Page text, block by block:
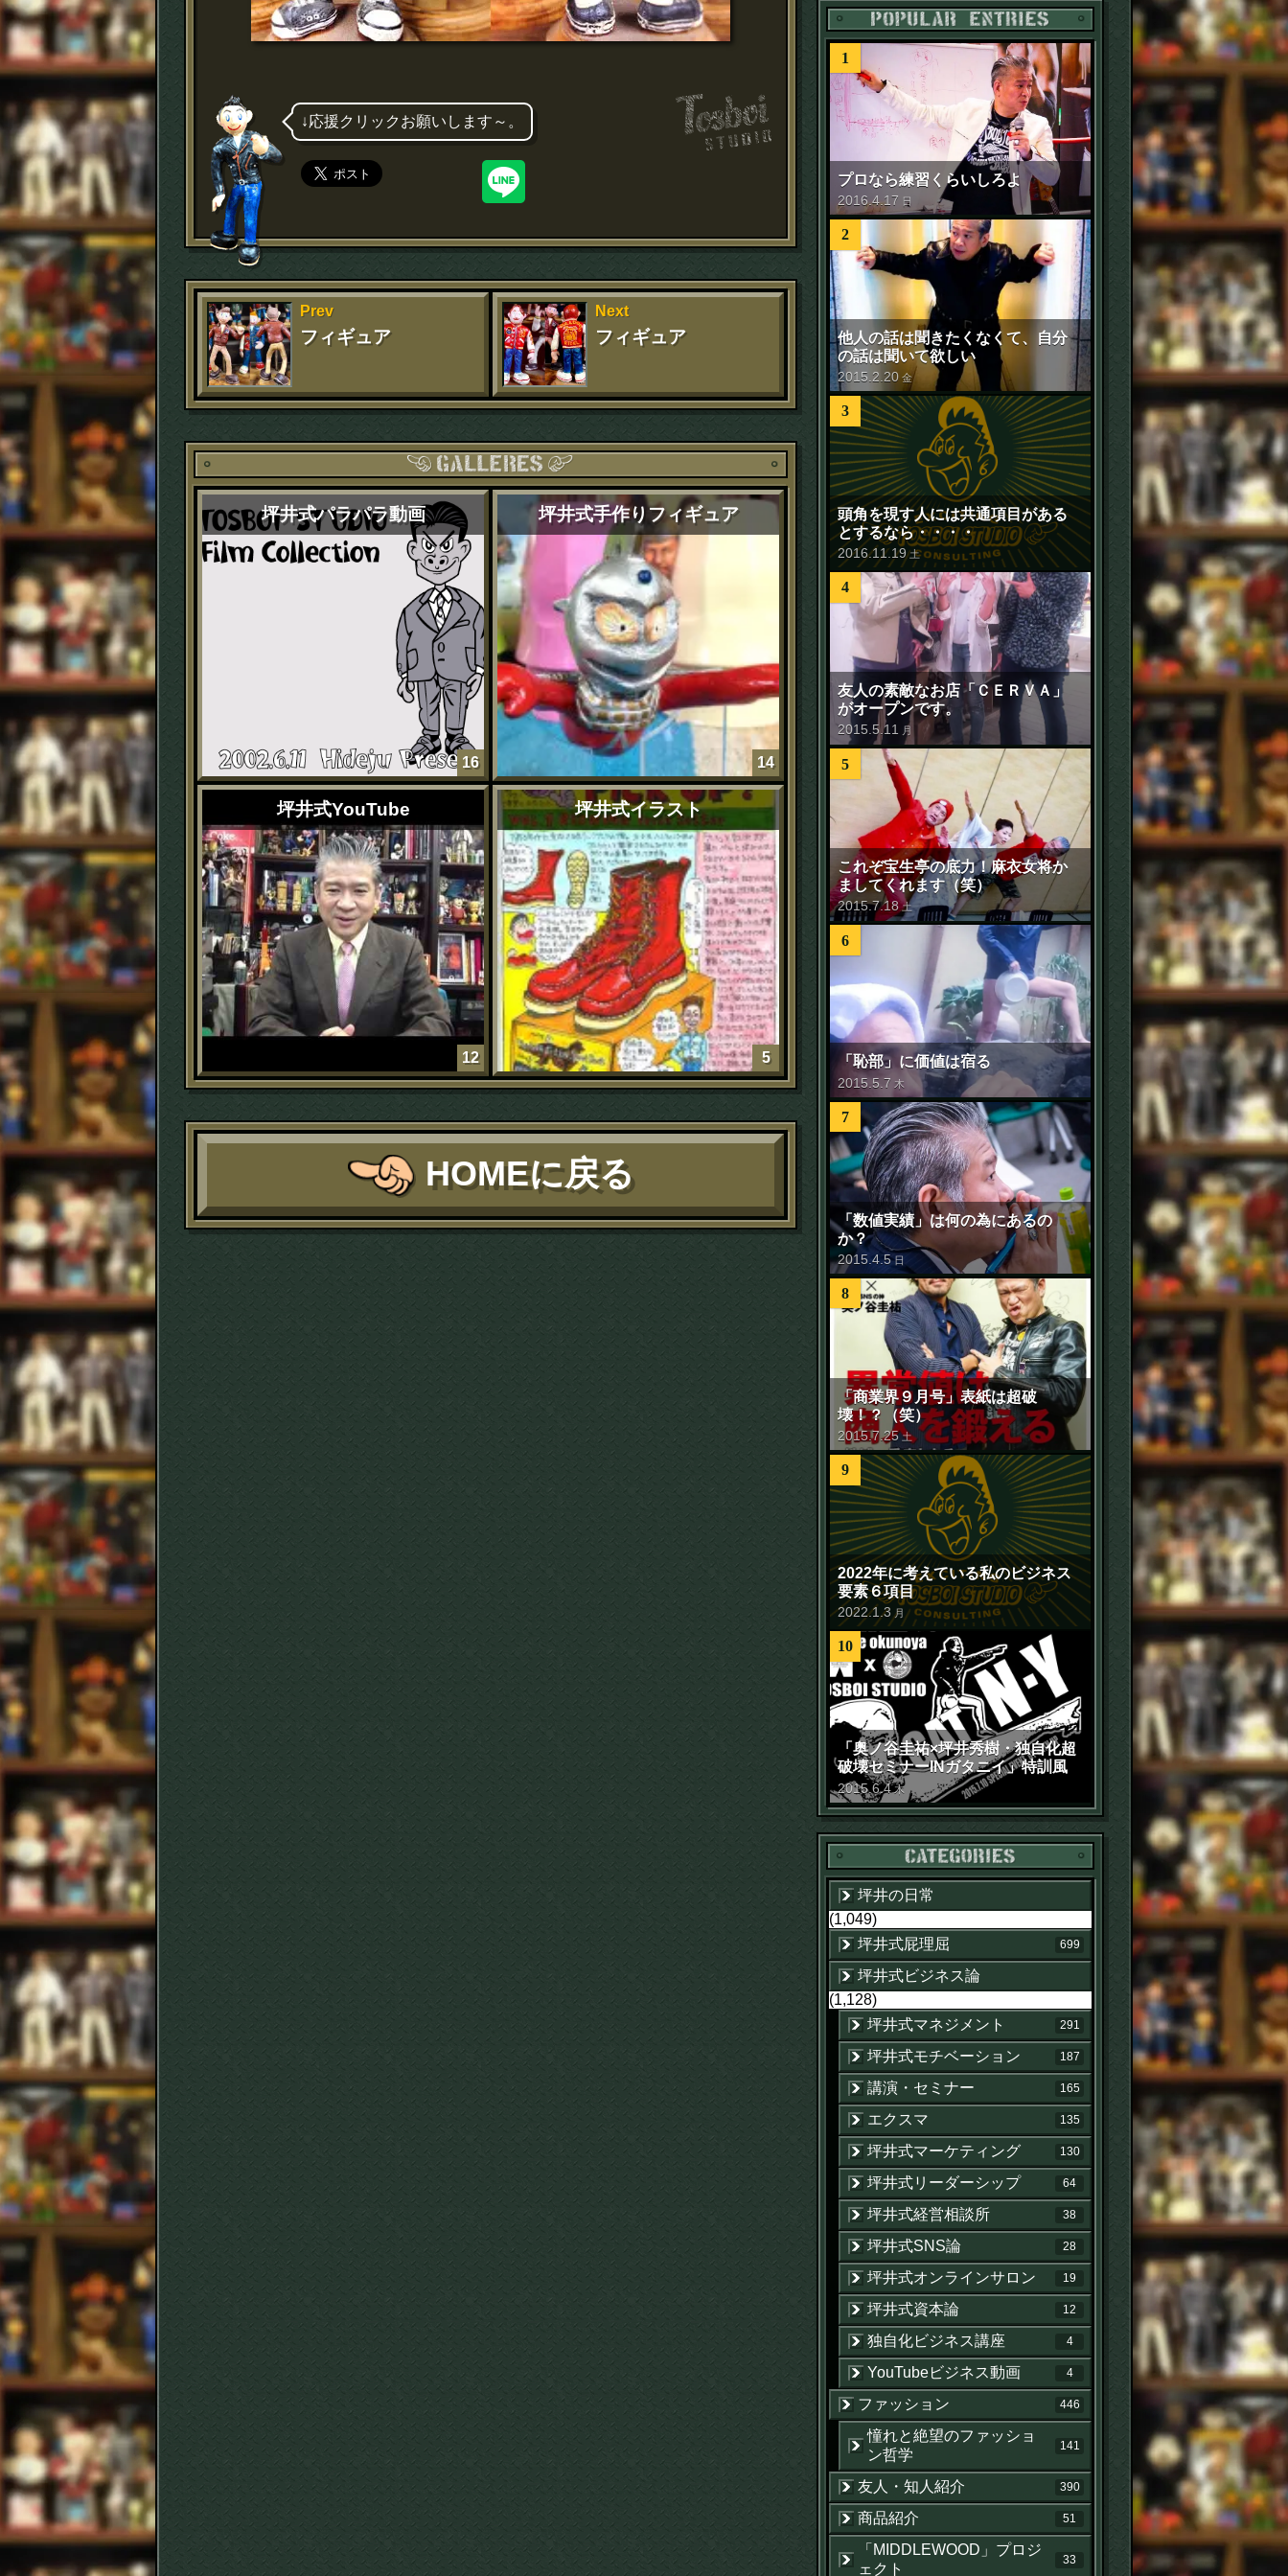
↓応援クリックお願いします～。
Prev
フィギュア
Next
フィギュア
ギャラリー
坪井式パラパラ動画
16
坪井式手作りフィギュア
14
坪井式YouTube
12
坪井式イラスト
5
HOMEに戻る
POPULAR ENTRIES
1
プロなら練習くらいしろよ
2016 .4.17 日
2
他人の話は聞きたくなくて、自分
の話は聞いて欲しい
2015 2 20 金
3
頭角を現す人には共通項目がある
とするなら・・・・
2016.11.19 土
4
友人の素敵なお店「ＣＥＲＶＡ」
がオープンです。
2015 5.11 月
5
これぞ宝生亭の底力！麻衣女将か
ましてくれます（笑）
2015.7.18 土
6
「恥部」に価値は宿る
2015 .5 .7 木
7
「数値実績」は何の為にあるの
か？
2015 .4.5 日
8
「商業界９月号」表紙は超破
壊！？（笑）
2015.7.25 土
9
2022年に考えている私のビジネス
要素６項目
2022.1 .3 月
10
「奥ノ谷圭祐×坪井秀樹・独自化超
破壊セミナーINガタニイ」特訓風
景動画（苦笑）
2015.6.4 木
カテゴリー
坪井の日常
(1,049)
坪井式屁理屈
699
坪井式ビジネス論
(1,128)
坪井式マネジメント
291
坪井式モチベーション 187
講演・セミナー 165
エクスマ 135
坪井式マーケティング 130
坪井式リーダーシップ 64
坪井式経営相談所 38
坪井式SNS論 28
坪井式オンラインサロン 19
坪井式資本論 12
独自化ビジネス講座 4
YouTubeビジネス動画 4
ファッション 446
憧れと絶望のファッショ
ン哲学
141
友人・知人紹介 390
商品紹介 51
「MIDDLEWOOD」プロジ
ェクト
33